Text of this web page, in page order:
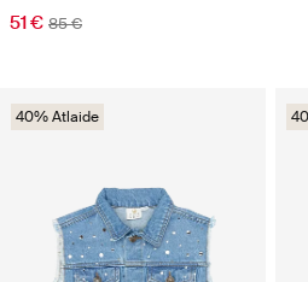
51 € 85 €
40% Atlaide